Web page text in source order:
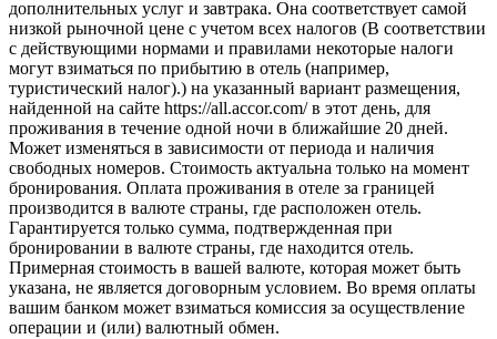
дополнительных услуг и завтрака. Она соответствует самой
низкой рыночной цене с учетом всех налогов (В соответствии
с действующими нормами и правилами некоторые налоги
могут взиматься по прибытию в отель (например,
туристический налог).) на указанный вариант размещения,
найденной на сайте https://all.accor.com/ в этот день, для
проживания в течение одной ночи в ближайшие 20 дней.
Может изменяться в зависимости от периода и наличия
свободных номеров. Стоимость актуальна только на момент
бронирования. Оплата проживания в отеле за границей
производится в валюте страны, где расположен отель.
Гарантируется только сумма, подтвержденная при
бронировании в валюте страны, где находится отель.
Примерная стоимость в вашей валюте, которая может быть
указана, не является договорным условием. Во время оплаты
вашим банком может взиматься комиссия за осуществление
операции и (или) валютный обмен.